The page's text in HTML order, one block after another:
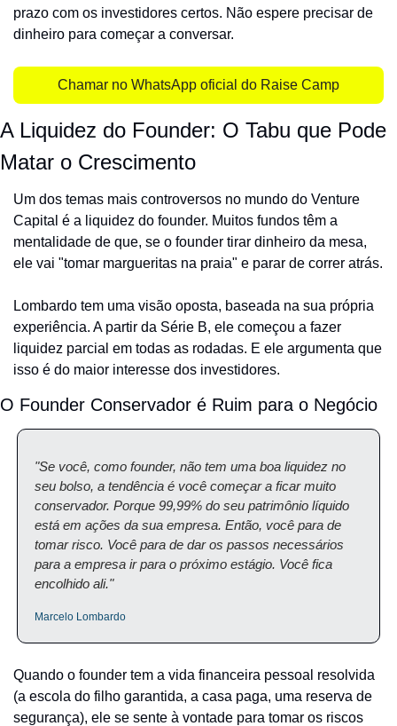
prazo com os investidores certos. Não espere precisar de
dinheiro para começar a conversar.
Chamar no WhatsApp oficial do Raise Camp
A Liquidez do Founder: O Tabu que Pode
Matar o Crescimento
Um dos temas mais controversos no mundo do Venture
Capital é a liquidez do founder. Muitos fundos têm a
mentalidade de que, se o founder tirar dinheiro da mesa,
ele vai "tomar margueritas na praia" e parar de correr atrás.
Lombardo tem uma visão oposta, baseada na sua própria
experiência. A partir da Série B, ele começou a fazer
liquidez parcial em todas as rodadas. E ele argumenta que
isso é do maior interesse dos investidores.
O Founder Conservador é Ruim para o Negócio
"Se você, como founder, não tem uma boa liquidez no
seu bolso, a tendência é você começar a ficar muito
conservador. Porque 99,99% do seu patrimônio líquido
está em ações da sua empresa. Então, você para de
tomar risco. Você para de dar os passos necessários
para a empresa ir para o próximo estágio. Você fica
encolhido ali."
Marcelo Lombardo
Quando o founder tem a vida financeira pessoal resolvida
(a escola do filho garantida, a casa paga, uma reserva de
segurança), ele se sente à vontade para tomar os riscos